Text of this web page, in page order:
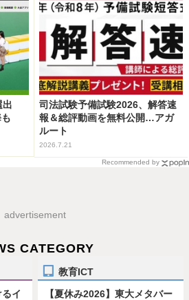
出
司法試験予備試験2026、解答速
報＆総評動画を無料公開…アガ
ルート
2026.7.21
Recommended by
advertisement
CATEGORY
イ
教育ICT
【夏休み2026】東大メタバー